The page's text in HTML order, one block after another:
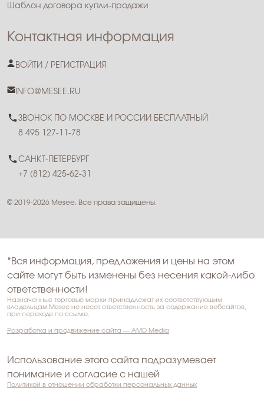
Шаблон договора купли-продажи
Контактная информация
ВОЙТИ / РЕГИСТРАЦИЯ
INFO@MESEE.RU
ЗВОНОК ПО МОСКВЕ И РОССИИ БЕСПЛАТНЫЙ
8 495 127-11-78
САНКТ-ПЕТЕРБУРГ
+7 (812) 425-62-31
© 2019-2026 Mesee. Все права защищены.
*Вся информация, предложения и цены на этом
сайте могут быть изменены без несения какой-либо
ответственности!
Назначенные торговые марки принадлежат их соответствующим
владельцам.Mesee не несет ответственность за содержание вебсайтов,
при переходе по ссылке.
Разработка и продвижение сайта — AMD Media
Использование этого сайта подразумевает
понимание и согласие с нашей
Политикой в отношении обработки персональных данных